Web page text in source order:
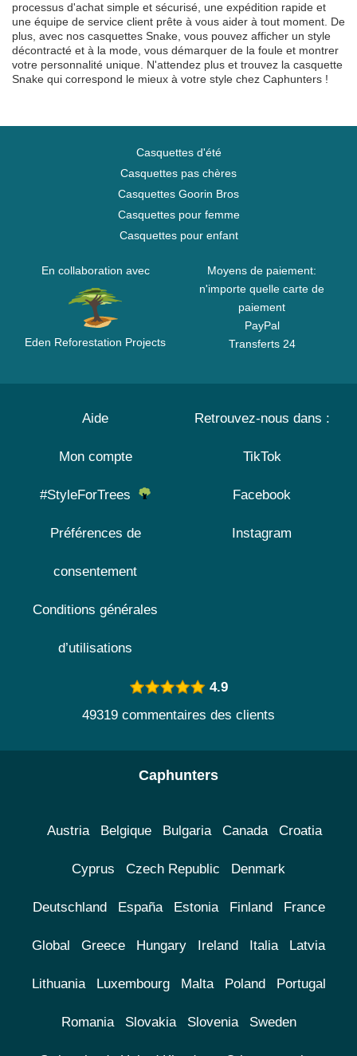
processus d'achat simple et sécurisé, une expédition rapide et
une équipe de service client prête à vous aider à tout moment. De
plus, avec nos casquettes Snake, vous pouvez afficher un style
décontracté et à la mode, vous démarquer de la foule et montrer
votre personnalité unique. N'attendez plus et trouvez la casquette
Snake qui correspond le mieux à votre style chez Caphunters !
Casquettes d'été
Casquettes pas chères
Casquettes Goorin Bros
Casquettes pour femme
Casquettes pour enfant
En collaboration avec
Eden Reforestation Projects
Moyens de paiement:
n'importe quelle carte de
paiement
PayPal
Transferts 24
Aide
Mon compte
#StyleForTrees
Préférences de
consentement
Conditions générales
d’utilisations
Retrouvez-nous dans :
TikTok
Facebook
Instagram
4.9
49319 commentaires des clients
Caphunters
Austria Belgique Bulgaria Canada Croatia
Cyprus Czech Republic Denmark
Deutschland España Estonia Finland France
Global Greece Hungary Ireland Italia Latvia
Lithuania Luxembourg Malta Poland Portugal
Romania Slovakia Slovenia Sweden